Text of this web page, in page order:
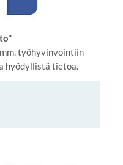
työhyvinvointiin
hyödyllistä tietoa.